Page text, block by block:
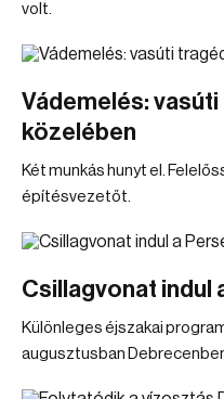
volt.
Vádemelés:
közelében
Két munkás hunyt el.
építésvezetőt.
Csillagvonat indul
Különleges éjszakai
augusztusban